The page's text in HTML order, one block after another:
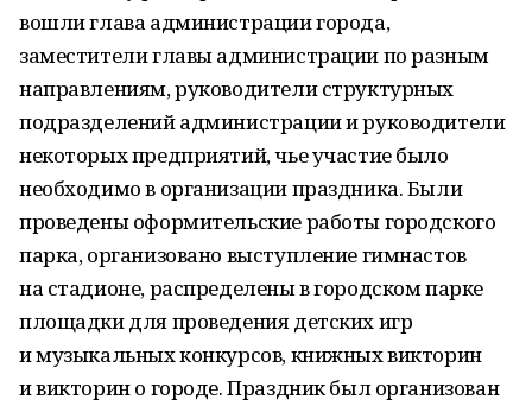
вошли глава администрации города,
заместители главы администрации по разным
направлениям, руководители структурных
подразделений администрации и руководители
некоторых предприятий, чье участие было
необходимо в организации праздника. Были
проведены оформительские работы городского
парка, организовано выступление гимнастов
на стадионе, распределены в городском парке
площадки для проведения детских игр
и музыкальных конкурсов, книжных викторин
и викторин о городе. Праздник был организован